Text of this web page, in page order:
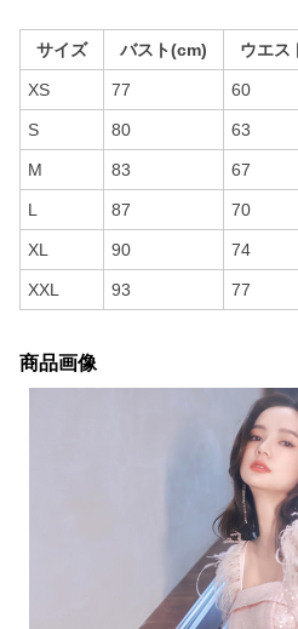
サイズ バスト(cm) ウエス
XS 77 60
S 80 63
M 83 67
L 87 70
XL 90 74
XXL 93 77
商品画像